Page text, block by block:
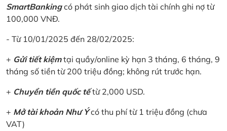
SmartBankingcó phát sinh giao dịch tài chính ghi nợ từ
100,000 VNĐ.
- Từ 10/01/2025 đến 28/02/2025:
+ Gửi tiết kiệmtại quầy/online kỳ hạn 3 tháng, 6 tháng, 9
tháng số tiền từ 200 triệu đồng; không rút trước hạn.
+ Chuyển tiền quốc tếtừ 2,000 USD.
+ Mở tài khoản Như Ýcó thu phí từ 1 triệu đồng (chưa
VAT)